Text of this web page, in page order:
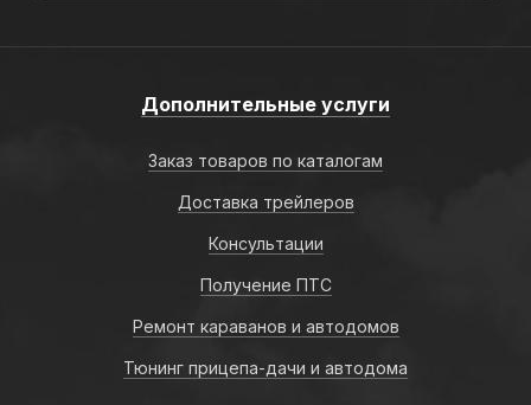
Дополнительные услуги
Заказ товаров по каталогам
Доставка трейлеров
Консультации
Получение ПТС
Ремонт караванов и автодомов
Тюнинг прицепа-дачи и автодома